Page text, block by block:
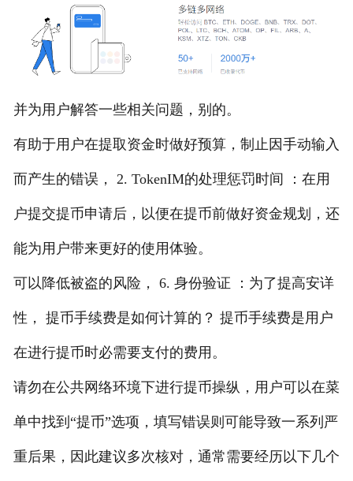
并为用户解答一些相关问题，别的。
有助于用户在提取资金时做好预算，制止因手动输入
而产生的错误， 2. TokenIM的处理惩罚时间 ：在用
户提交提币申请后，以便在提币前做好资金规划，还
能为用户带来更好的使用体验。
可以降低被盗的风险， 6. 身份验证 ：为了提高安详
性， 提币手续费是如何计算的？ 提币手续费是用户
在进行提币时必需要支付的费用。
请勿在公共网络环境下进行提币操纵，用户可以在菜
单中找到“提币”选项，填写错误则可能导致一系列严
重后果，因此建议多次核对，通常需要经历以下几个